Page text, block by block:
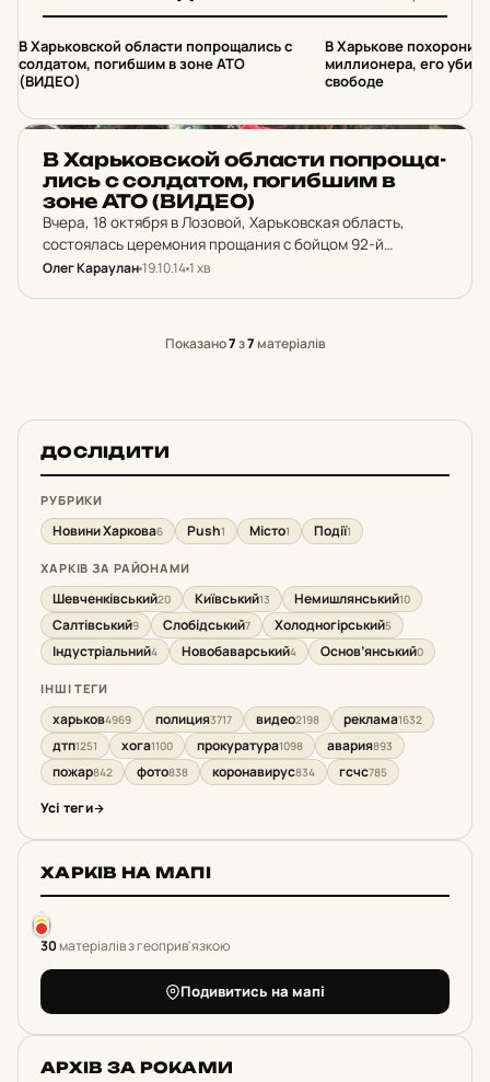
1
В Харьковской области попрощались с
солдатом, погибшим в зоне АТО
(ВИДЕО)
2
В Харькове
миллионера, его
свободе
В Харь­ков­ской об­лас­ти поп­ро­ща­
лись с сол­да­том, по­гиб­шим в
зоне АТО (ВИДЕО)
Вчера, 18 октября в Лозовой, Харьковская область,
состоялась церемония прощания с бойцом 92-й
отдельной механизированной бригады Александром
Олег Караулан19.10.141 хв
Показано7з7матеріалів
ДОСЛІДИТИ
РУБРИКИ
Новини Харкова6 Push1 Місто1 Події1
ХАРКІВ ЗА РАЙОНАМИ
Шевченківський20 Київський13 Немишлянський10
Салтівський9 Слобідський7 Холодногірський5
Індустріальний4 Новобаварський4 Основ’янський0
ІНШІ ТЕГИ
харьков4969 полиция3717 видео2198 реклама1632
дтп1251 хога1100 прокуратура1098 авария893
пожар842 фото838 коронавирус834 гсчс785
Усі теги
ХАРКІВ НА МАПІ
30матеріалів з геоприв'язкою
Подивитись на мапі
АРХІВ ЗА РОКАМИ